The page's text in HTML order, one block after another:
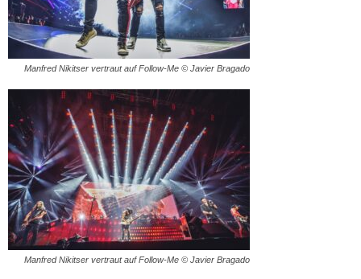
Manfred Nikitser vertraut auf Follow-Me © Javier Bragado
Manfred Nikitser vertraut auf Follow-Me © Javier Bragado